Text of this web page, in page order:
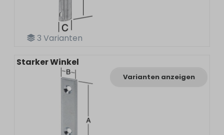
3 Varianten
Starker Winkel
Varianten anzeigen